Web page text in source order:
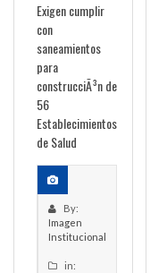
Exigen cumplir
con
saneamientos
para
construcciÃ³n de
56
Establecimientos
de Salud
By:
Imagen
Institucional
in: